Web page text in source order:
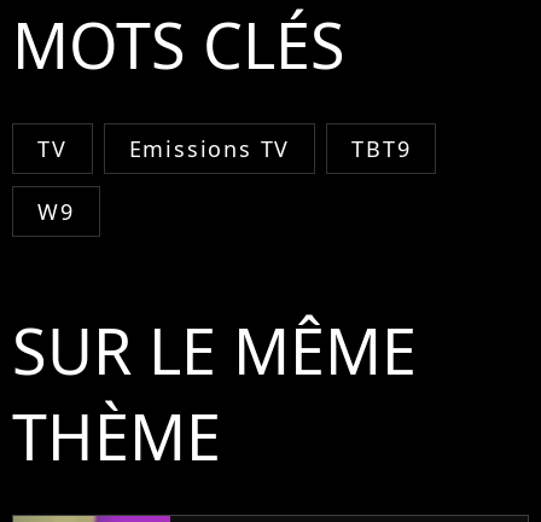
MOTS CLÉS
TV Emissions TV TBT9
W9
SUR LE MÊME
THÈME